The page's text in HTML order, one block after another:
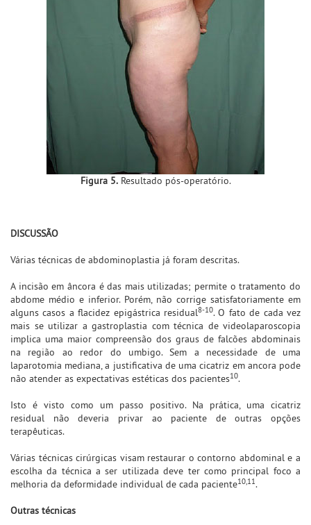
Figura 5.Resultado pós-operatório.
DISCUSSÃO
Várias técnicas de abdominoplastia já foram descritas.
A incisão em âncora é das mais utilizadas; permite o tratamento do
abdome médio e inferior. Porém, não corrige satisfatoriamente em
alguns casos a flacidez epigástrica residual8-10. O fato de cada vez
mais se utilizar a gastroplastia com técnica de videolaparoscopia
implica uma maior compreensão dos graus de falcões abdominais
na região ao redor do umbigo. Sem a necessidade de uma
laparotomia mediana, a justificativa de uma cicatriz em ancora pode
não atender as expectativas estéticas dos pacientes10.
Isto é visto como um passo positivo. Na prática, uma cicatriz
residual não deveria privar ao paciente de outras opções
terapêuticas.
Várias técnicas cirúrgicas visam restaurar o contorno abdominal e a
escolha da técnica a ser utilizada deve ter como principal foco a
melhoria da deformidade individual de cada paciente10,11.
Outras técnicas